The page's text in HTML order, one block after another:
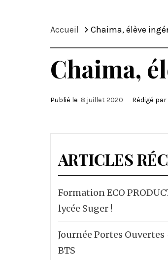
Accueil Chaima, élève
Chaima,
Publié le 8 juillet 2020 Rédigé par
ARTICLES
Formation ECO
lycée Suger !
Journée Portes Ouvertes
BTS